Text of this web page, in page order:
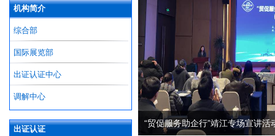
机构简介
综合部
国际展览部
出证认证中心
调解中心
出证认证
“贸促服务助企行”靖江专场宣讲活